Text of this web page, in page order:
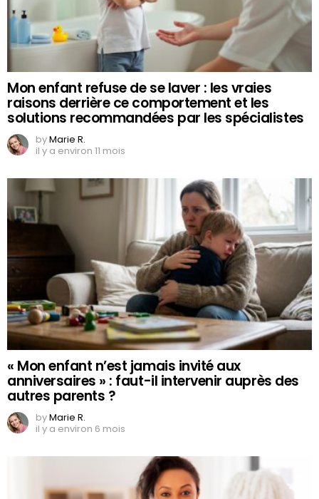
Mon enfant refuse de se laver : les vraies
raisons derrière ce comportement et les
solutions recommandées par les spécialistes
byMarie R.
il y a environ 11 mois
« Mon enfant n’est jamais invité aux
anniversaires » : faut-il intervenir auprès des
autres parents ?
byMarie R.
il y a environ 6 mois